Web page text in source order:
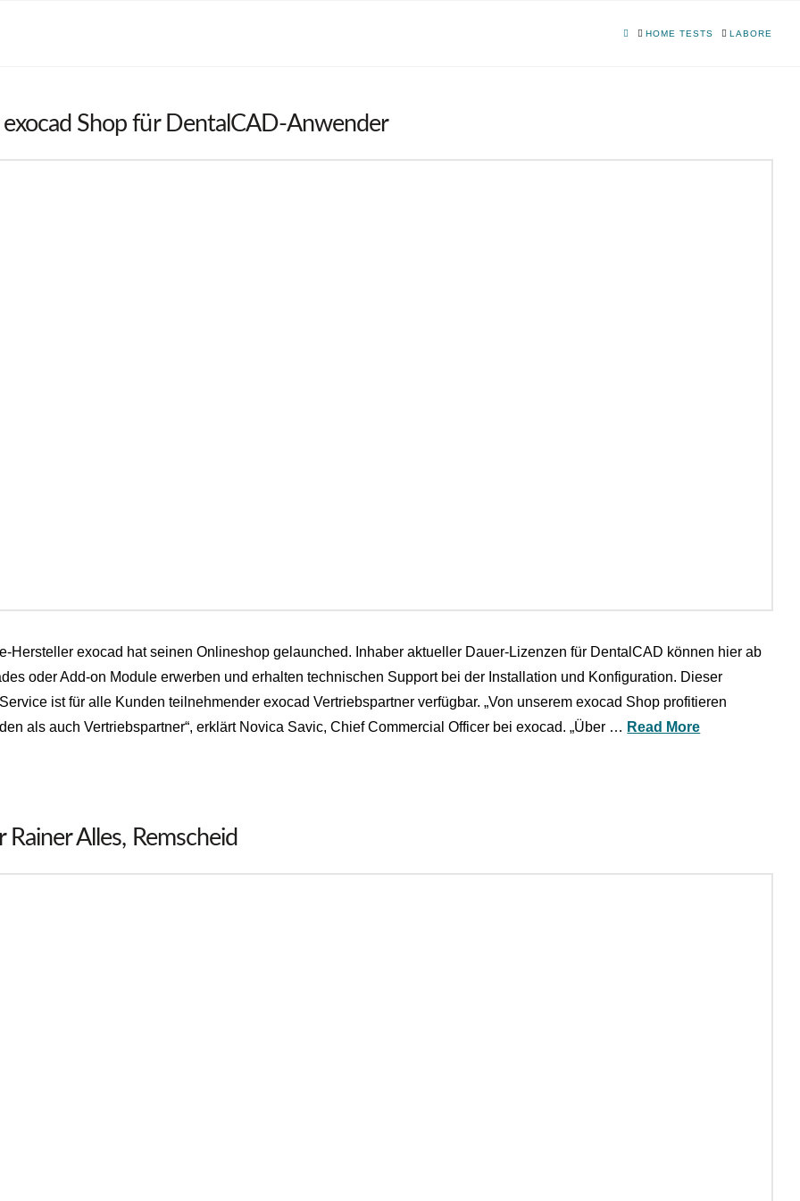
HOMEHOME TESTS LABORE
Shop für DentalCAD-Anwender
Hersteller exocad hat seinen Onlineshop gelaunched. Inhaber aktueller Dauer-Lizenzen für DentalCAD können hier ab
oder Add-on Module erwerben und erhalten technischen Support bei der Installation und Konfiguration. Dieser
ist für alle Kunden teilnehmender exocad Vertriebspartner verfügbar. „Von unserem exocad Shop profitieren
als auch Vertriebspartner“, erklärt Novica Savic, Chief Commercial Officer bei exocad. „Über … Read More
Rainer Alles, Remscheid